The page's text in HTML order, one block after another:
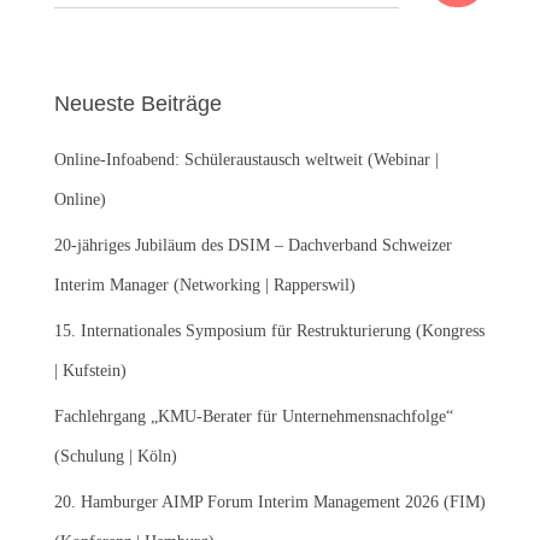
u
n
a
c
:
Neueste Beiträge
Online-Infoabend: Schüleraustausch weltweit (Webinar |
Online)
20-jähriges Jubiläum des DSIM – Dachverband Schweizer
Interim Manager (Networking | Rapperswil)
15. Internationales Symposium für Restrukturierung (Kongress
| Kufstein)
Fachlehrgang „KMU-Berater für Unternehmensnachfolge“
(Schulung | Köln)
20. Hamburger AIMP Forum Interim Management 2026 (FIM)